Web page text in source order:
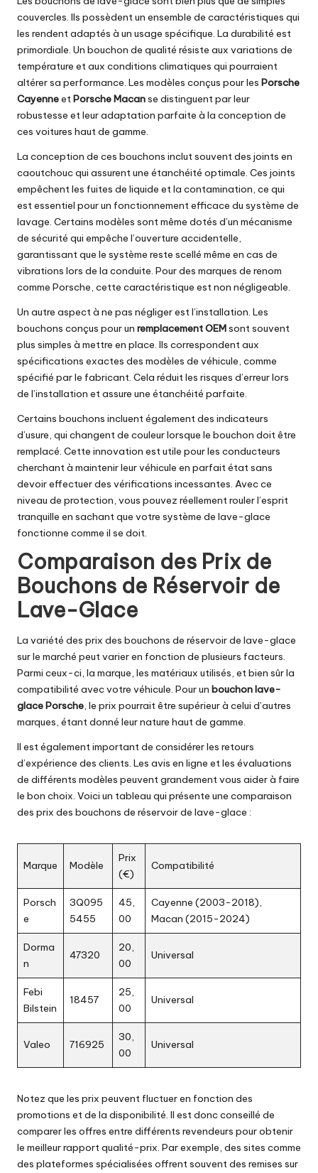
couvercles. Ils possèdent un ensemble de caractéristiques qui
les rendent adaptés à un usage spécifique. La durabilité est
primordiale. Un bouchon de qualité résiste aux variations de
température et aux conditions climatiques qui pourraient
altérer sa performance. Les modèles conçus pour les Porsche
CayenneetPorsche Macanse distinguent par leur
robustesse et leur adaptation parfaite à la conception de
ces voitures haut de gamme.
La conception de ces bouchons inclut souvent des joints en
caoutchouc qui assurent une étanchéité optimale. Ces joints
empêchent les fuites de liquide et la contamination, ce qui
est essentiel pour un fonctionnement efficace du système de
lavage. Certains modèles sont même dotés d’un mécanisme
de sécurité qui empêche l’ouverture accidentelle,
garantissant que le système reste scellé même en cas de
vibrations lors de la conduite. Pour des marques de renom
comme Porsche, cette caractéristique est non négligeable.
Un autre aspect à ne pas négliger est l’installation. Les
bouchons conçus pour un remplacement OEMsont souvent
plus simples à mettre en place. Ils correspondent aux
spécifications exactes des modèles de véhicule, comme
spécifié par le fabricant. Cela réduit les risques d’erreur lors
de l’installation et assure une étanchéité parfaite.
Certains bouchons incluent également des indicateurs
d’usure, qui changent de couleur lorsque le bouchon doit être
remplacé. Cette innovation est utile pour les conducteurs
cherchant à maintenir leur véhicule en parfait état sans
devoir effectuer des vérifications incessantes. Avec ce
niveau de protection, vous pouvez réellement rouler l’esprit
tranquille en sachant que votre système de lave-glace
fonctionne comme il se doit.
Comparaison des Prix de
Bouchons de Réservoir de
Lave-Glace
La variété des prix des bouchons de réservoir de lave-glace
sur le marché peut varier en fonction de plusieurs facteurs.
Parmi ceux-ci, la marque, les matériaux utilisés, et bien sûr la
compatibilité avec votre véhicule. Pour un bouchon lave-
glace Porsche, le prix pourrait être supérieur à celui d’autres
marques, étant donné leur nature haut de gamme.
Il est également important de considérer les retours
d’expérience des clients. Les avis en ligne et les évaluations
de différents modèles peuvent grandement vous aider à faire
le bon choix. Voici un tableau qui présente une comparaison
des prix des bouchons de réservoir de lave-glace :
Marque Modèle
Prix
(€)
Compatibilité
Porsch
e
3Q095
5455
45,
00
Cayenne (2003-2018),
Macan (2015-2024)
Dorma
n
47320
20,
00
Universal
Febi
Bilstein
18457
25,
00
Universal
Valeo 716925
30,
00
Universal
Notez que les prix peuvent fluctuer en fonction des
promotions et de la disponibilité. Il est donc conseillé de
comparer les offres entre différents revendeurs pour obtenir
le meilleur rapport qualité-prix. Par exemple, des sites comme
des plateformes spécialisées offrent souvent des remises sur